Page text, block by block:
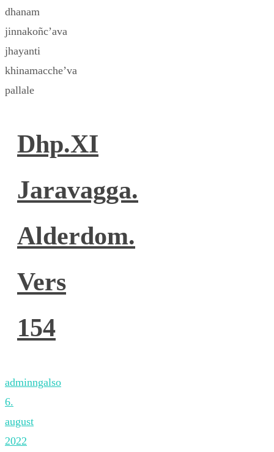
dhanam
jinnakoñc’ava
jhayanti
khinamacche’va
pallale
Dhp.XI
Jaravagga.
Alderdom.
Vers
154
adminngalso
6.
august
2022